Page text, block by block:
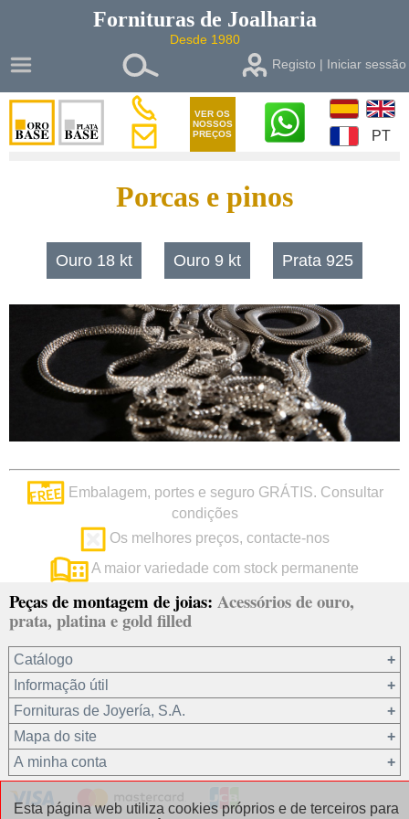
Fornituras de Joalharia
Desde 1980
Registo | Iniciar sessão
VER OS
NOSSOS
PREÇOS
PT
Porcas e pinos
Ouro 18 kt Ouro 9 kt Prata 925
Embalagem, portes e seguro GRÁTIS. Consultar
condições
Os melhores preços, contacte-nos
A maior variedade com stock permanente
Peças de montagem de joias: Acessórios de ouro,
prata, platina e gold filled
Catálogo
Ouro 18 kt
Ouro 9 kt
Platina 22.8 kt
Prata 925
Informação útil
Fornituras de Joyería, S.A.
Quem somos?
condições de venda
Mapa do site
A minha conta
Esta página web utiliza cookies próprios e de terceiros para